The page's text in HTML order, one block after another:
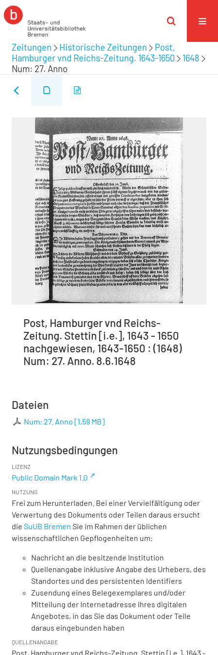
Zeitungen Historische Zeitungen
Post,
Hamburger vnd Reichs-Zeitung. 1643-1650
1648
Num: 27. Anno
Post, Hamburger vnd Reichs-
Zeitung. Stettin [i.e.], 1643 - 1650
nachgewiesen, 1643-1650 : (1648)
Num: 27. Anno. 8.6.1648
Dateien
Num: 27. Anno [1,59 MB]
Nutzungsbedingungen
LIZENZ
Public Domain Mark 1.0
NUTZUNG
Frei zum Herunterladen. Bei einer Vervielfältigung oder
Verwertung des Dokuments oder Teilen daraus ersucht
die SuUB Bremen Sie im Rahmen der üblichen
wissenschaftlichen Gepflogenheiten um:
Nachricht an die besitzende Institution
Quellenangabe inklusive Angabe des Urhebers, des
Standortes und des persistenten Identifiers
Zusendung eines Belegexemplares und/oder
Mitteilung der Internetadresse Ihres digitalen
Angebotes, in das Sie das Dokument oder Teile
daraus eingebunden haben
QUELLENANGABE
Post, Hamburger vnd Reichs-Zeitung. Stettin [i.e.], 1643 -